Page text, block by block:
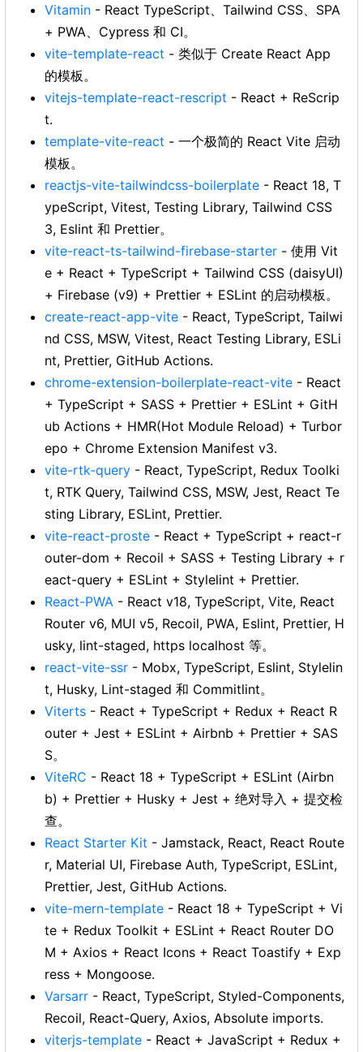
Vitamin - React TypeScript、Tailwind CSS、SPA
+ PWA、Cypress 和 CI。
vite-template-react - 类似于 Create React App
的模板。
vitejs-template-react-rescript - React + ReScrip
t.
template-vite-react - 一个极简的 React Vite 启动
模板。
reactjs-vite-tailwindcss-boilerplate - React 18, T
ypeScript, Vitest, Testing Library, Tailwind CSS
3, Eslint 和 Prettier。
vite-react-ts-tailwind-firebase-starter - 使用 Vit
e + React + TypeScript + Tailwind CSS (daisyUI)
+ Firebase (v9) + Prettier + ESLint 的启动模板。
create-react-app-vite - React, TypeScript, Tailwi
nd CSS, MSW, Vitest, React Testing Library, ESLi
nt, Prettier, GitHub Actions.
chrome-extension-boilerplate-react-vite - React
+ TypeScript + SASS + Prettier + ESLint + GitH
ub Actions + HMR(Hot Module Reload) + Turbor
epo + Chrome Extension Manifest v3.
vite-rtk-query - React, TypeScript, Redux Toolki
t, RTK Query, Tailwind CSS, MSW, Jest, React Te
sting Library, ESLint, Prettier.
vite-react-proste - React + TypeScript + react-r
outer-dom + Recoil + SASS + Testing Library + r
eact-query + ESLint + Stylelint + Prettier.
React-PWA - React v18, TypeScript, Vite, React
Router v6, MUI v5, Recoil, PWA, Eslint, Prettier, H
usky, lint-staged, https localhost 等。
react-vite-ssr - Mobx, TypeScript, Eslint, Stylelin
t, Husky, Lint-staged 和 Commitlint。
Viterts - React + TypeScript + Redux + React R
outer + Jest + ESLint + Airbnb + Prettier + SAS
S。
ViteRC - React 18 + TypeScript + ESLint (Airbn
b) + Prettier + Husky + Jest + 绝对导入 + 提交检
查。
React Starter Kit - Jamstack, React, React Route
r, Material UI, Firebase Auth, TypeScript, ESLint,
Prettier, Jest, GitHub Actions.
vite-mern-template - React 18 + TypeScript + Vi
te + Redux Toolkit + ESLint + React Router DO
M + Axios + React Icons + React Toastify + Exp
ress + Mongoose.
Varsarr - React, TypeScript, Styled-Components,
Recoil, React-Query, Axios, Absolute imports.
viterjs-template - React + JavaScript + Redux +